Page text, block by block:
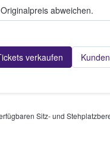
abweichen.
verkaufen
Sitz- und